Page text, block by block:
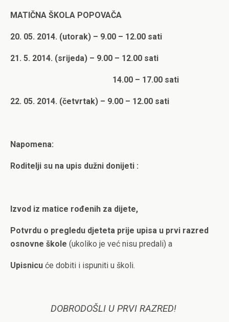
MATIČNA ŠKOLA POPOVAČA
20. 05. 2014. (utorak) – 9.00 – 12.00 sati
21. 5. 2014. (srijeda) – 9.00 – 12.00 sati
14.00 – 17.00 sati
22. 05. 2014. (četvrtak) – 9.00 – 12.00 sati
Napomena:
Roditelji su na upis dužni donijeti :
Izvod iz matice rođenih za dijete,
Potvrdu o pregledu djeteta prije upisa u prvi razred
osnovne škole (ukoliko je već nisu predali) a
Upisnicu će dobiti i ispuniti u školi.
DOBRODOŠLI U PRVI RAZRED!